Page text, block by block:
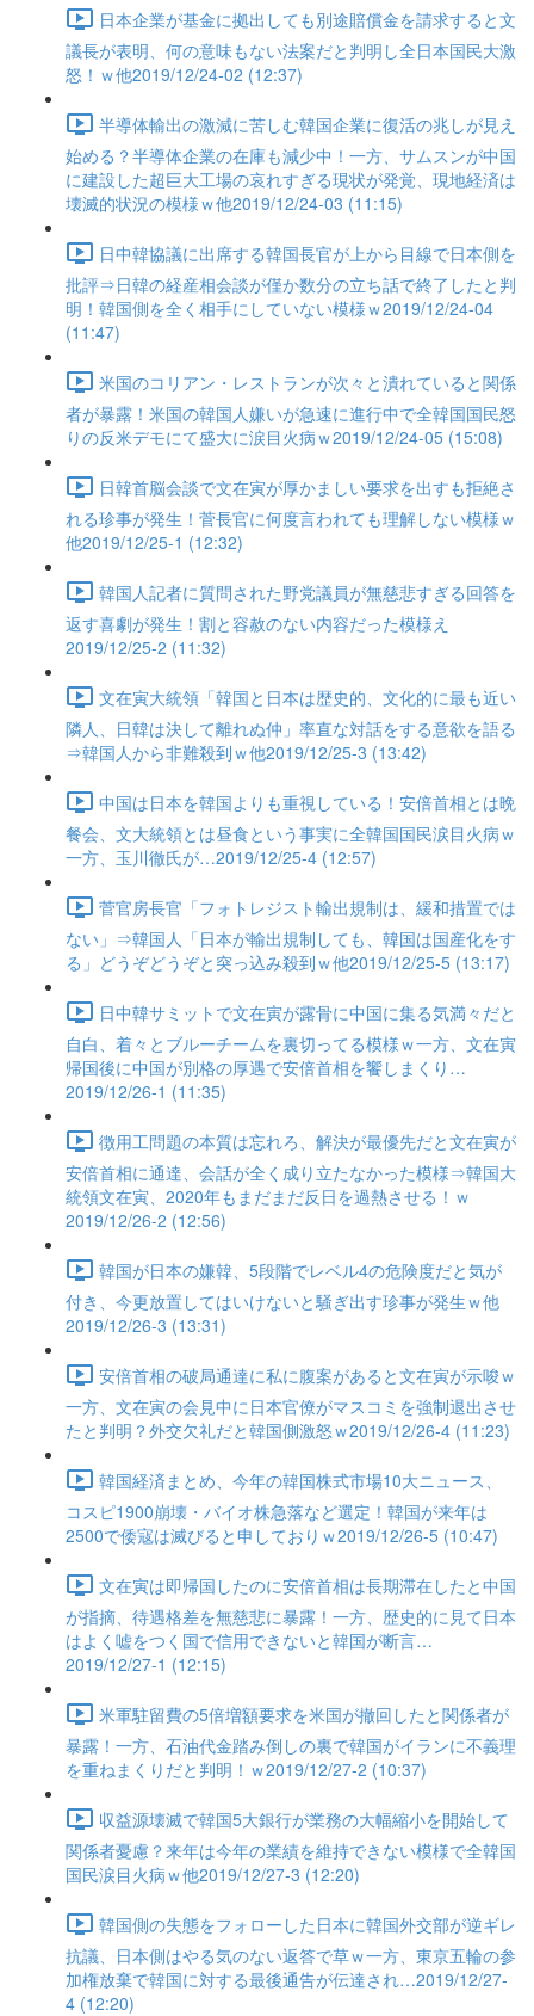
日本企業が基金に拠出しても別途賠償金を請求すると文
議長が表明、何の意味もない法案だと判明し全日本国民大激
怒！ｗ他2019/12/24-02 (12:37)
半導体輸出の激減に苦しむ韓国企業に復活の兆しが見え
始める？半導体企業の在庫も減少中！一方、サムスンが中国
に建設した超巨大工場の哀れすぎる現状が発覚、現地経済は
壊滅的状況の模様ｗ他2019/12/24-03 (11:15)
日中韓協議に出席する韓国長官が上から目線で日本側を
批評⇒日韓の経産相会談が僅か数分の立ち話で終了したと判
明！韓国側を全く相手にしていない模様ｗ2019/12/24-04
(11:47)
米国のコリアン・レストランが次々と潰れていると関係
者が暴露！米国の韓国人嫌いが急速に進行中で全韓国国民怒
りの反米デモにて盛大に涙目火病ｗ2019/12/24-05 (15:08)
日韓首脳会談で文在寅が厚かましい要求を出すも拒絶さ
れる珍事が発生！菅長官に何度言われても理解しない模様ｗ
他2019/12/25-1 (12:32)
韓国人記者に質問された野党議員が無慈悲すぎる回答を
返す喜劇が発生！割と容赦のない内容だった模様え
2019/12/25-2 (11:32)
文在寅大統領「韓国と日本は歴史的、文化的に最も近い
隣人、日韓は決して離れぬ仲」率直な対話をする意欲を語る
⇒韓国人から非難殺到ｗ他2019/12/25-3 (13:42)
中国は日本を韓国よりも重視している！安倍首相とは晩
餐会、文大統領とは昼食という事実に全韓国国民涙目火病ｗ
一方、玉川徹氏が…2019/12/25-4 (12:57)
菅官房長官「フォトレジスト輸出規制は、緩和措置では
ない」⇒韓国人「日本が輸出規制しても、韓国は国産化をす
る」どうぞどうぞと突っ込み殺到ｗ他2019/12/25-5 (13:17)
日中韓サミットで文在寅が露骨に中国に集る気満々だと
自白、着々とブルーチームを裏切ってる模様ｗ一方、文在寅
帰国後に中国が別格の厚遇で安倍首相を饗しまくり…
2019/12/26-1 (11:35)
徴用工問題の本質は忘れろ、解決が最優先だと文在寅が
安倍首相に通達、会話が全く成り立たなかった模様⇒韓国大
統領文在寅、2020年もまだまだ反日を過熱させる！ｗ
2019/12/26-2 (12:56)
韓国が日本の嫌韓、5段階でレベル4の危険度だと気が
付き、今更放置してはいけないと騒ぎ出す珍事が発生ｗ他
2019/12/26-3 (13:31)
安倍首相の破局通達に私に腹案があると文在寅が示唆ｗ
一方、文在寅の会見中に日本官僚がマスコミを強制退出させ
たと判明？外交欠礼だと韓国側激怒ｗ2019/12/26-4 (11:23)
韓国経済まとめ、今年の韓国株式市場10大ニュース、
コスピ1900崩壊・バイオ株急落など選定！韓国が来年は
2500で倭寇は滅びると申しておりｗ2019/12/26-5 (10:47)
文在寅は即帰国したのに安倍首相は長期滞在したと中国
が指摘、待遇格差を無慈悲に暴露！一方、歴史的に見て日本
はよく嘘をつく国で信用できないと韓国が断言…
2019/12/27-1 (12:15)
米軍駐留費の5倍増額要求を米国が撤回したと関係者が
暴露！一方、石油代金踏み倒しの裏で韓国がイランに不義理
を重ねまくりだと判明！ｗ2019/12/27-2 (10:37)
収益源壊滅で韓国5大銀行が業務の大幅縮小を開始して
関係者憂慮？来年は今年の業績を維持できない模様で全韓国
国民涙目火病ｗ他2019/12/27-3 (12:20)
韓国側の失態をフォローした日本に韓国外交部が逆ギレ
抗議、日本側はやる気のない返答で草ｗ一方、東京五輪の参
加権放棄で韓国に対する最後通告が伝達され…2019/12/27-
4 (12:20)